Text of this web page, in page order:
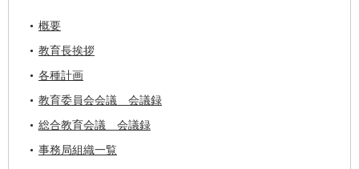
概要
教育長挨拶
各種計画
教育委員会会議 会議録
総合教育会議 会議録
事務局組織一覧